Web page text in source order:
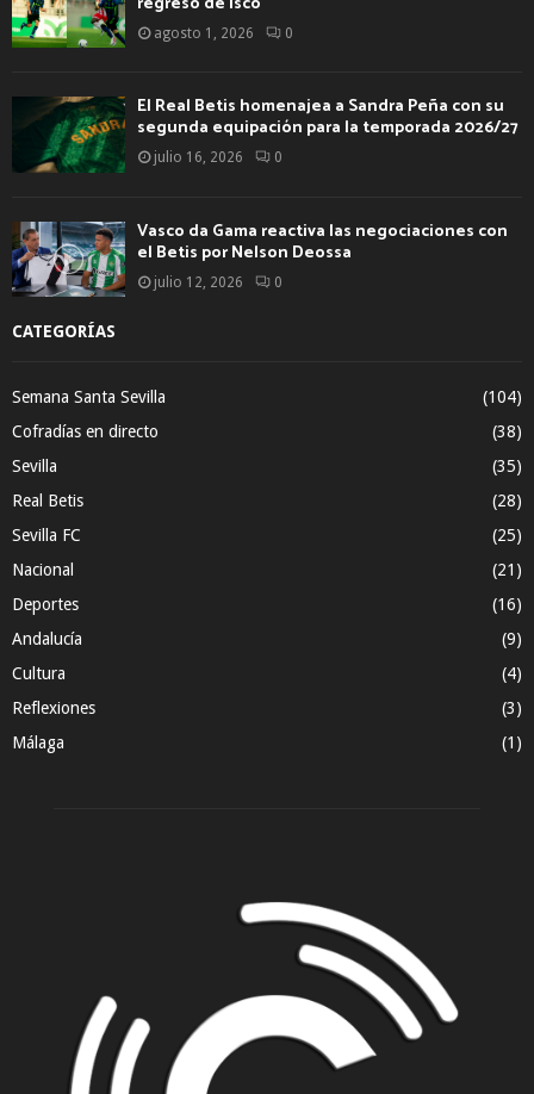
agosto 1, 2026 0
El Real Betis homenajea a Sandra Peña con su
segunda equipación para la temporada 2026/27
julio 16, 2026 0
Vasco da Gama reactiva las negociaciones con
el Betis por Nelson Deossa
julio 12, 2026 0
CATEGORÍAS
Semana Santa Sevilla
(104)
Cofradías en directo
(38)
Sevilla
(35)
Real Betis
(28)
Sevilla FC
(25)
Nacional
(21)
Deportes
(16)
Andalucía
(9)
Cultura
(4)
Reflexiones
(3)
Málaga
(1)